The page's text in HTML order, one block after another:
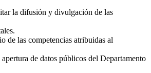
la difusión y divulgación de las
de las competencias atribuidas al
de datos públicos del Departamento